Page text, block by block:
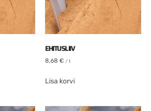
EHITUSLIIV
8,68 € / t
Lisa korvi